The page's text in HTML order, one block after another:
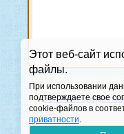
Этот веб-сайт
файлы.
При использовании
подтверждаете свое
cookie-файлов в
приватности.
• Условия
© 2026 Книжная